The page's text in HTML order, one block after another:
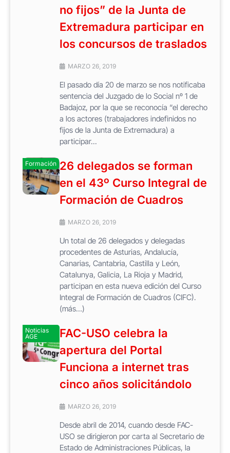
no fijos” de la Junta de
Extremadura participar en
los concursos de traslados
MARZO 26, 2019
El pasado día 20 de marzo se nos notificaba
sentencia del Juzgado de lo Social nº 1 de
Badajoz, por la que se reconocía “el derecho
a los actores (trabajadores indefinidos no
fijos de la Junta de Extremadura) a
participar...
Formación 26 delegados se forman
en el 43º Curso Integral de
Formación de Cuadros
MARZO 26, 2019
Un total de 26 delegados y delegadas
procedentes de Asturias, Andalucía,
Canarias, Cantabria, Castilla y León,
Catalunya, Galicia, La Rioja y Madrid,
participan en esta nueva edición del Curso
Integral de Formación de Cuadros (CIFC).
(más…)
Noticias
AGE
FAC-USO celebra la
apertura del Portal
Funciona a internet tras
cinco años solicitándolo
MARZO 26, 2019
Desde abril de 2014, cuando desde FAC-
USO se dirigieron por carta al Secretario de
Estado de Administraciones Públicas, la